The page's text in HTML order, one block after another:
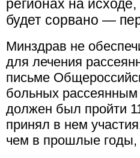
регионах на
будет сорвано —
Минздрав не
для лечения
письме
больных
должен был пройти
принял в нем
чем в прошлые годы,